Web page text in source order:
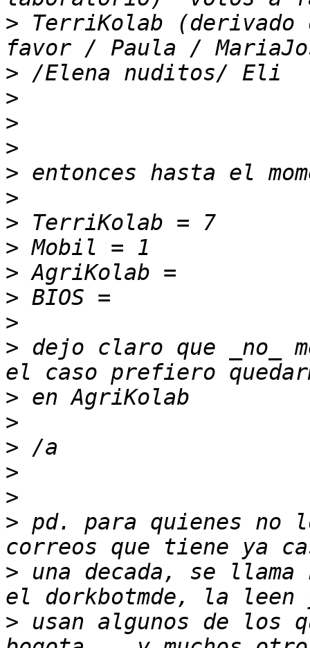
> TerriKolab
>
>
>
>
>
>
>
>
>
>
>
> dejo claro que _no_
>
>
>
>
>
> pd. para quienes no
> una decada, se llama
> usan algunos de los